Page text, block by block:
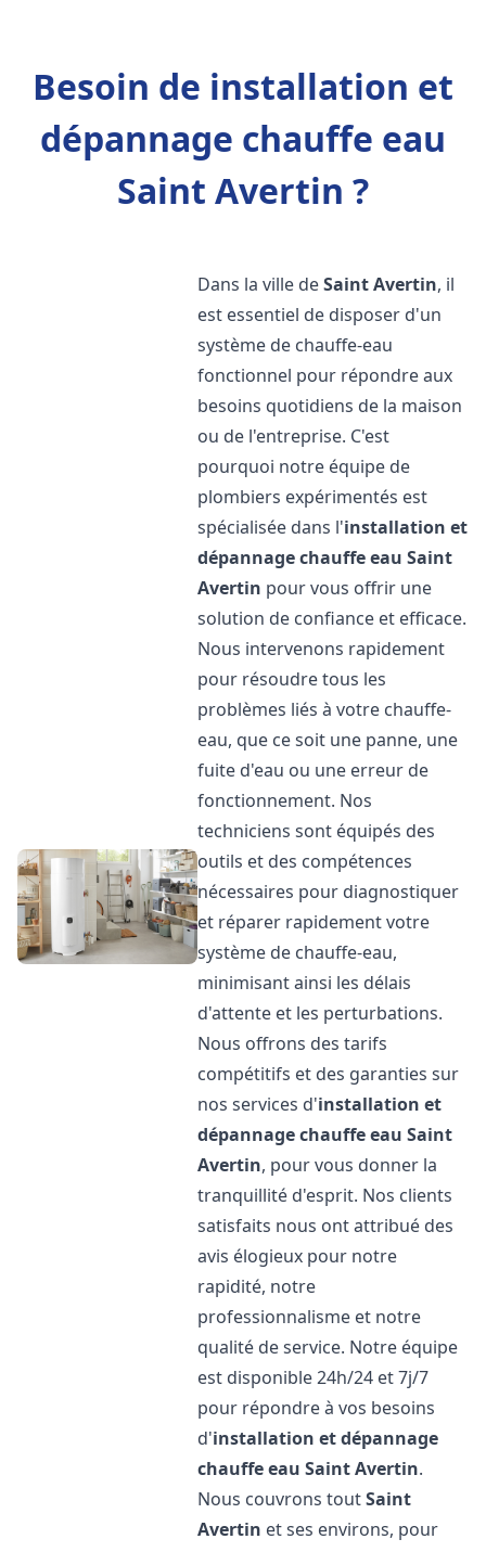
Besoin de installation et
dépannage chauffe eau
Saint Avertin ?
Dans la ville deSaint Avertin, il
est essentiel de disposer d'un
système de chauffe-eau
fonctionnel pour répondre aux
besoins quotidiens de la maison
ou de l'entreprise. C'est
pourquoi notre équipe de
plombiers expérimentés est
spécialisée dans l'installation et
dépannage chauffe eau Saint
Avertin pour vous offrir une
solution de confiance et efficace.
Nous intervenons rapidement
pour résoudre tous les
problèmes liés à votre chauffe-
eau, que ce soit une panne, une
fuite d'eau ou une erreur de
fonctionnement. Nos
techniciens sont équipés des
outils et des compétences
nécessaires pour diagnostiquer
et réparer rapidement votre
système de chauffe-eau,
minimisant ainsi les délais
d'attente et les perturbations.
Nous offrons des tarifs
compétitifs et des garanties sur
nos services d'installation et
dépannage chauffe eau Saint
Avertin, pour vous donner la
tranquillité d'esprit. Nos clients
satisfaits nous ont attribué des
avis élogieux pour notre
rapidité, notre
professionnalisme et notre
qualité de service. Notre équipe
est disponible 24h/24 et 7j/7
pour répondre à vos besoins
d'installation et dépannage
chauffe eau Saint Avertin.
Nous couvrons toutSaint
Avertin et ses environs, pour